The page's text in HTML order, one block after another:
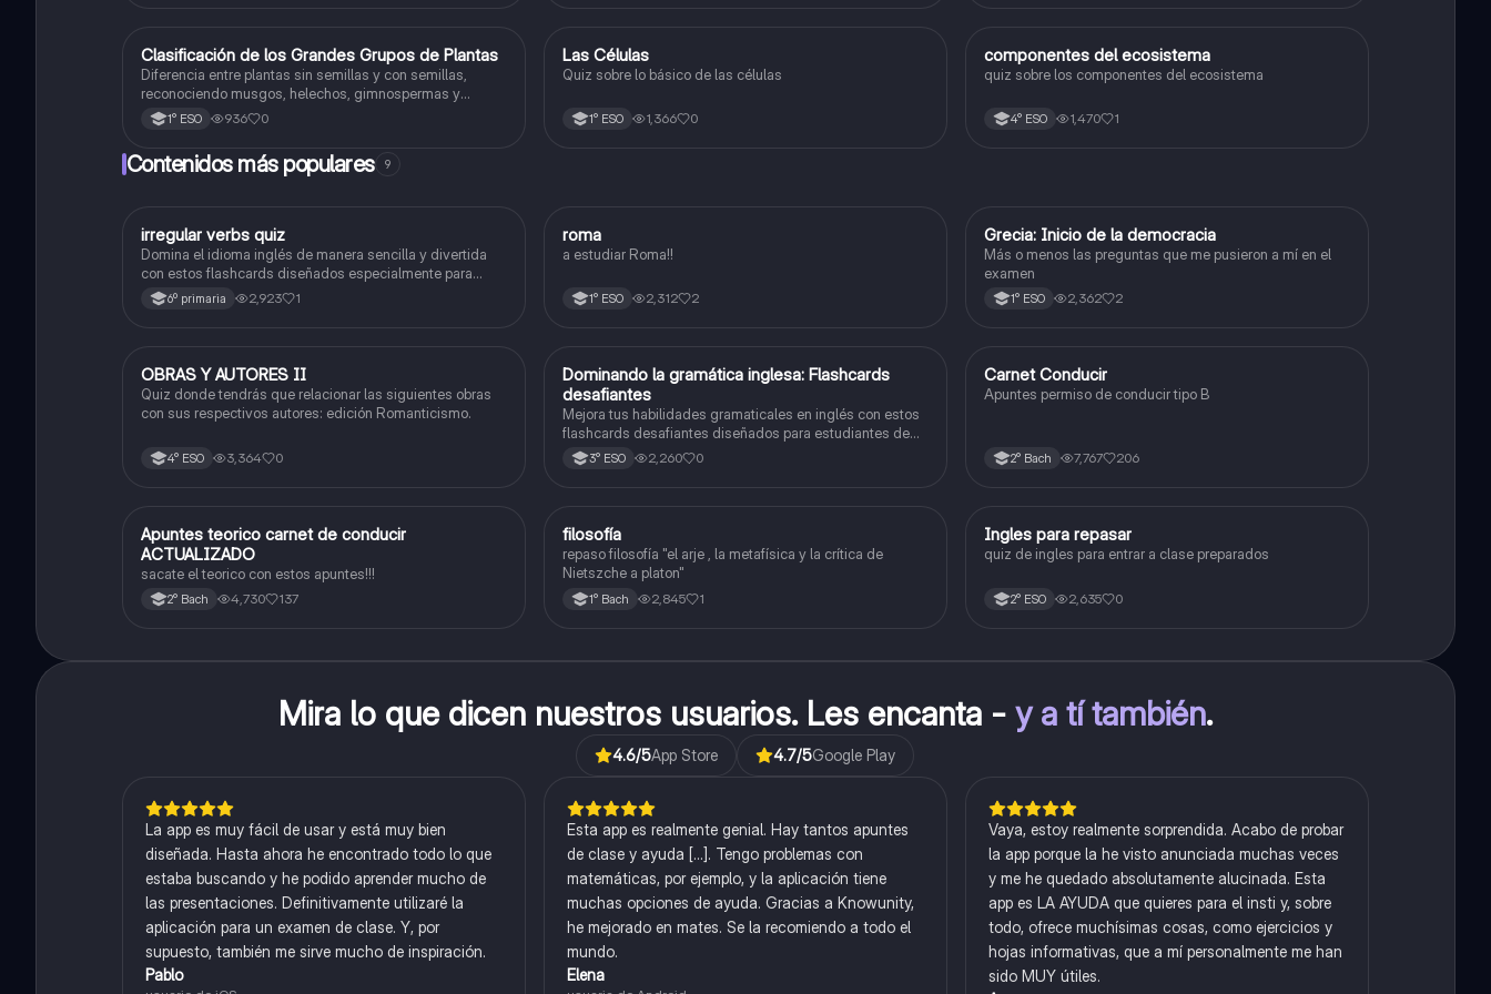
CBiología y Geología
Clasificación de los Grandes Grupos de Plantas
Diferencia entre plantas sin semillas y con semillas,
reconociendo musgos, helechos, gimnospermas y
angiospermas.
1° ESO 936 0
LBiología y Geología
Las Células
Quiz sobre lo básico de las células
1° ESO 1,366 0
CBiología y Geología
componentes del ecosistema
quiz sobre los componentes del ecosistema
4° ESO 1,470 1
Contenidos más populares 9
IInglés
irregular verbs quiz
Domina el idioma inglés de manera sencilla y divertida
con estos flashcards diseñados especialmente para
estudiantes de sexto grado.
6º primaria 2,923 1
RGeografía e Historia
roma
a estudiar Roma!!
1° ESO 2,312 2
GGeografía e Historia
Grecia: Inicio de la democracia
Más o menos las preguntas que me pusieron a mí en el
examen
1° ESO 2,362 2
OLengua Castellana y Literatura
OBRAS Y AUTORES II
Quiz donde tendrás que relacionar las siguientes obras
con sus respectivos autores: edición Romanticismo.
4° ESO 3,364 0
DInglés
Dominando la gramática inglesa: Flashcards
desafiantes
Mejora tus habilidades gramaticales en inglés con estos
flashcards desafiantes diseñados para estudiantes de
grado 11. ¡Prepárate para dominar la gramática inglesa de
manera divertida y efectiva!
3° ESO 2,260 0
Otros
Carnet Conducir
Apuntes permiso de conducir tipo B
2° Bach 7,767 206
ATips de estudio
Apuntes teorico carnet de conducir
ACTUALIZADO
sacate el teorico con estos apuntes!!!
2° Bach 4,730 137
FFilosofía
filosofía
repaso filosofía "el arje , la metafísica y la crítica de
Nietszche a platon"
1° Bach 2,845 1
IInglés
Ingles para repasar
quiz de ingles para entrar a clase preparados
2° ESO 2,635 0
Mira lo que dicen nuestros usuarios. Les encanta - y a tí también.
4.6/5App Store 4.7/5Google Play
La app es muy fácil de usar y está muy bien
diseñada. Hasta ahora he encontrado todo lo que
estaba buscando y he podido aprender mucho de
las presentaciones. Definitivamente utilizaré la
aplicación para un examen de clase. Y, por
supuesto, también me sirve mucho de inspiración.
Pablo
Esta app es realmente genial. Hay tantos apuntes
de clase y ayuda [...]. Tengo problemas con
matemáticas, por ejemplo, y la aplicación tiene
muchas opciones de ayuda. Gracias a Knowunity,
he mejorado en mates. Se la recomiendo a todo el
mundo.
Elena
Vaya, estoy realmente sorprendida. Acabo de probar
la app porque la he visto anunciada muchas veces
y me he quedado absolutamente alucinada. Esta
app es LA AYUDA que quieres para el insti y, sobre
todo, ofrece muchísimas cosas, como ejercicios y
hojas informativas, que a mí personalmente me han
sido MUY útiles.